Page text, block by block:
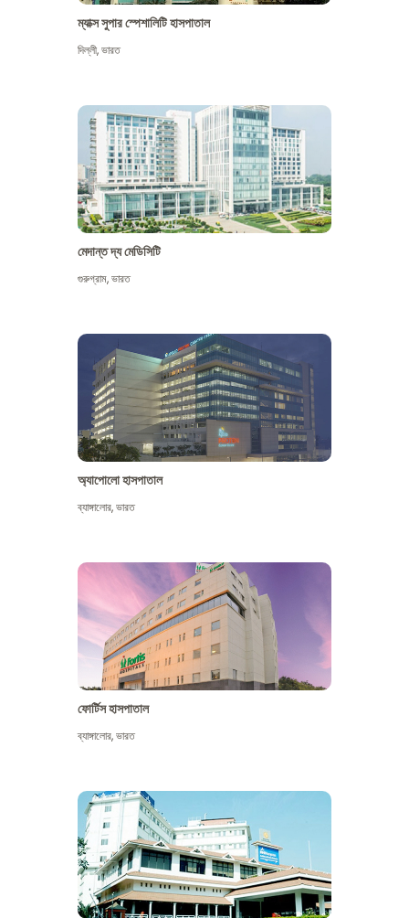
ম্যাক্স সুপার স্পেশালিটি হাসপাতাল
দিল্লী,ভারত
মেদান্ত দ্য মেডিসিটি
গুরুগ্রাম,ভারত
অ্যাপোলো হাসপাতাল
ব্যাঙ্গালোর,ভারত
ফোর্টিস হাসপাতাল
ব্যাঙ্গালোর,ভারত